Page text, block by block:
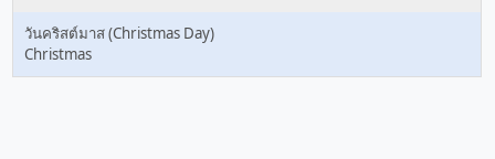
วันคริสต์มาส (Christmas Day)
Christmas